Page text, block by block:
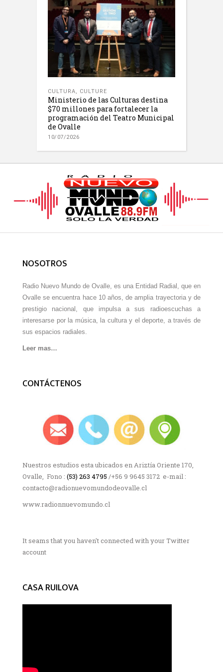
CULTURA, CULTURE
Ministerio de las Culturas destina
$70 millones para fortalecer la
programación del Teatro Municipal
de Ovalle
10/07/2026
NOSOTROS
Radio Nuevo Mundo de Ovalle, es una Entidad Radial, que en
Ovalle se encuentra hace 10 años, de amplia trayectoria y de
prestigio nacional, que impulsa a sus radioescuchas a
interesarse por la música, la cultura y el deporte, a través de
sus espacios radiales.
Leer mas…
CONTÁCTENOS
Nuestros estudios esta ubicados en Ariztía Oriente 170,
Ovalle, Fono : (53) 263 4795 /+56 9 9645 3172 e-mail :
contacto@radionuevomundodeovalle.cl
www.radionnuevomundo.cl
It seams that you haven't connected with your Twitter
account
CASA RUILOVA